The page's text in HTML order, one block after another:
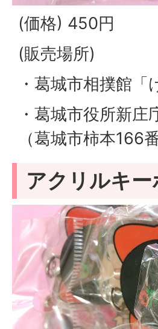
(価格) 450円
(販売場所)
・葛城市相撲館
・葛城市役所新
（葛城市柿本166
アクリルキ